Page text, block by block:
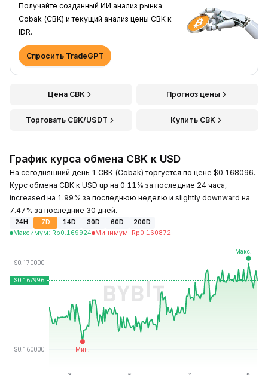
Получайте созданный ИИ анализ рынка
Cobak (CBK) и текущий анализ цены CBK к
IDR.
Спросить TradeGPT
Цена CBK Прогноз цены
Торговать CBK/USDT Купить CBK
График курса обмена CBK к USD
На сегодняшний день 1 CBK (Cobak) торгуется по цене $0.168096.
Курс обмена CBK к USD up на 0.11% за последние 24 часа,
increased на 1.99% за последнюю неделю и slightly downward на
7.47% за последние 30 дней.
24H 7D 14D 30D 60D
200D
Максимум: Rp0.169924 Минимум: Rp0.160872
Последнее обновление: 06:47 GMT+0 2026-08-09